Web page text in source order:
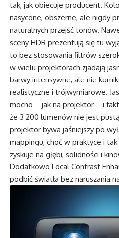
tak, jak obiecuje producent.
nasycone, obszerne, ale nigdy
naturalnych przejść tonów.
sceny HDR prezentują się tu
to bez stosowania filtrów
w wielu projektorach zjadają
barwy intensywne, ale nie
realistyczne i trójwymiarowe.
mocno – jak na projektor – i
że 3 200 lumenów nie jest
projektor bywa jaśniejszy po
mappingu, choć w praktyce i
zyskuje na głębi, solidności i
Dodatkowo Local Contrast
podbić światła bez naruszania